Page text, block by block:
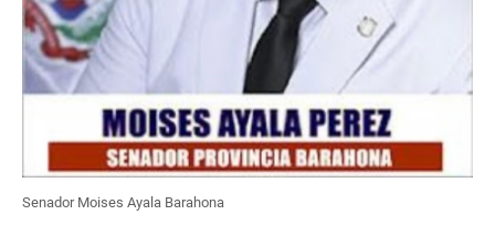
Senador Moises Ayala Barahona